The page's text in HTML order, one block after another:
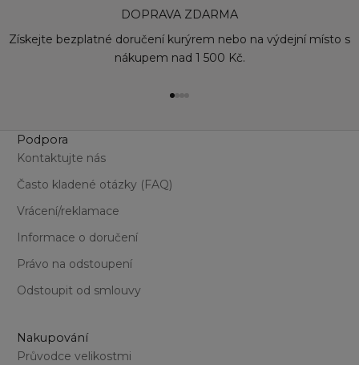
Model Maroon
Prima Pink
Tawny Triumph
DOPRAVA ZDARMA
Získejte bezplatné doručení kurýrem nebo na výdejní místo s
nákupem nad 1 500 Kč.
Přejít na položku 1
Přejít na položku 2
Podpora
Kontaktujte nás
Často kladené otázky (FAQ)
Vrácení/reklamace
Informace o doručení
Právo na odstoupení
Odstoupit od smlouvy
Nakupování
Průvodce velikostmi